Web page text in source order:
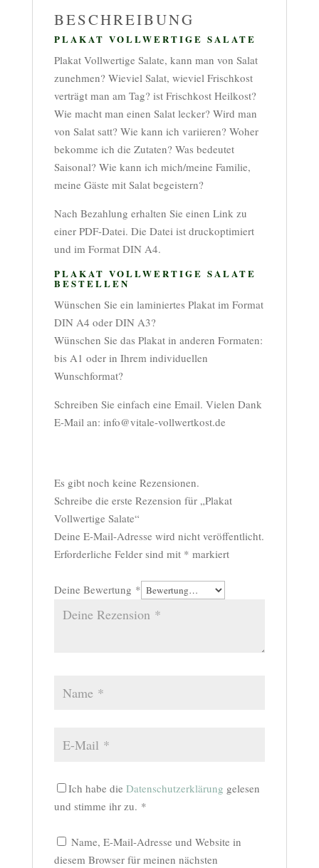
BESCHREIBUNG
PLAKAT VOLLWERTIGE SALATE
Plakat Vollwertige Salate, kann man von Salat
zunehmen? Wieviel Salat, wieviel Frischkost
verträgt man am Tag? ist Frischkost Heilkost?
Wie macht man einen Salat lecker? Wird man
von Salat satt? Wie kann ich variieren? Woher
bekomme ich die Zutaten? Was bedeutet
Saisonal? Wie kann ich mich/meine Familie,
meine Gäste mit Salat begeistern?
Nach Bezahlung erhalten Sie einen Link zu
einer PDF-Datei. Die Datei ist druckoptimiert
und im Format DIN A4.
PLAKAT VOLLWERTIGE SALATE
BESTELLEN
Wünschen Sie ein laminiertes Plakat im Format
DIN A4 oder DIN A3?
Wünschen Sie das Plakat in anderen Formaten:
bis A1 oder in Ihrem individuellen
Wunschformat?
Schreiben Sie einfach eine Email. Vielen Dank
E-Mail an: info@vitale-vollwertkost.de
Es gibt noch keine Rezensionen.
Schreibe die erste Rezension für „Plakat
Vollwertige Salate“
Deine E-Mail-Adresse wird nicht veröffentlicht.
Erforderliche Felder sind mit * markiert
Deine Bewertung *
Ich habe die Datenschutzerklärung gelesen
und stimme ihr zu. *
Name, E-Mail-Adresse und Website in
diesem Browser für meinen nächsten